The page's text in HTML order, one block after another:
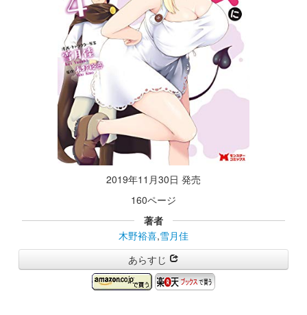
2019年11月30日 発売
160ページ
著者
木野裕喜,雪月佳
あらすじ